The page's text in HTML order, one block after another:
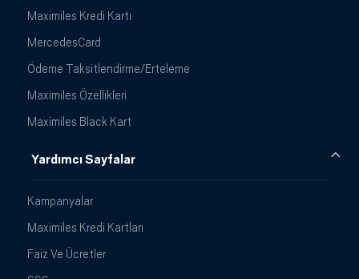
Maximiles Kredi Kartı
MercedesCard
Ödeme Taksitlendirme/Erteleme
Maximiles Özellikleri
Maximiles Black Kart
Yardımcı Sayfalar
Kampanyalar
Maximiles Kredi Kartları
Faiz Ve Ücretler